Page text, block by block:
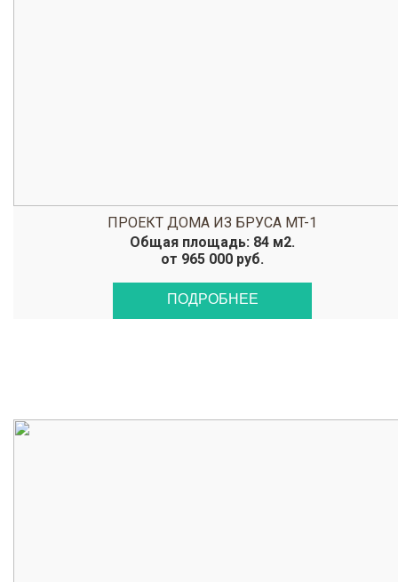
ПРОЕКТ ДОМА ИЗ БРУСА MT-1
Общая площадь: 84 м2.
от 965 000 руб.
ПОДРОБНЕЕ